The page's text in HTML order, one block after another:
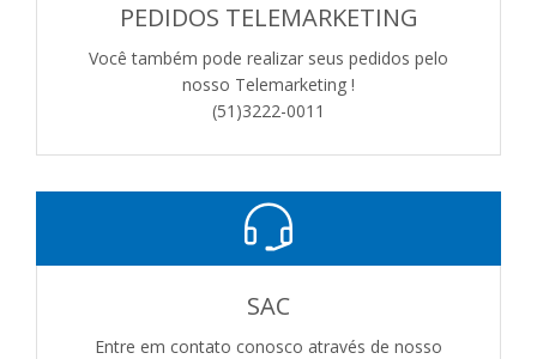
PEDIDOS TELEMARKETING
Você também pode realizar seus pedidos pelo
nosso Telemarketing !
(51)3222-0011
SAC
Entre em contato conosco através de nosso